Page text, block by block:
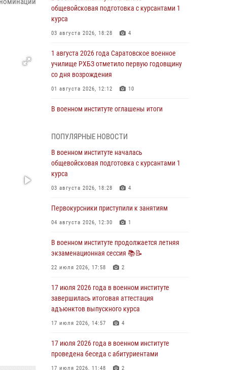
общевойсковая подготовка с курсантами 1
курса
03 августа 2026, 18:28 4
1 августа 2026 года Саратовское военное
училище РХБЗ отметило первую годовщину
со дня возрождения
01 августа 2026, 12:12 10
В военном институте оглашены итоги
31 июля 2026, 12:08 5
29 июля 2026 года в военном институте
состоялась церемония приведения
военнослужащих к Военной присяге
29 июля 2026, 06:45 2
29 июля 2026 года курсанты военного
института успешно сдали экзамен по
29 июля 2026, 06:41 6
28 июля 2026 года в военном институте
молебен
28 июля 2026, 13:39 7
В военном институте завершается летняя
28 июля 2026, 10:41 1
ПОПУЛЯРНЫЕ НОВОСТИ
В военном институте началась
общевойсковая подготовка с курсантами 1
курса
03 августа 2026, 18:28 4
Первокурсники приступили к занятиям
04 августа 2026, 12:30 1
В военном институте продолжается летняя
экзаменационная сессия 📚📝
22 июля 2026, 17:58 2
17 июля 2026 года в военном институте
завершилась итоговая аттестация
адъюнктов выпускного курса
17 июля 2026, 14:57 4
17 июля 2026 года в военном институте
проведена беседа с абитуриентами
17 июля 2026, 11:48 2